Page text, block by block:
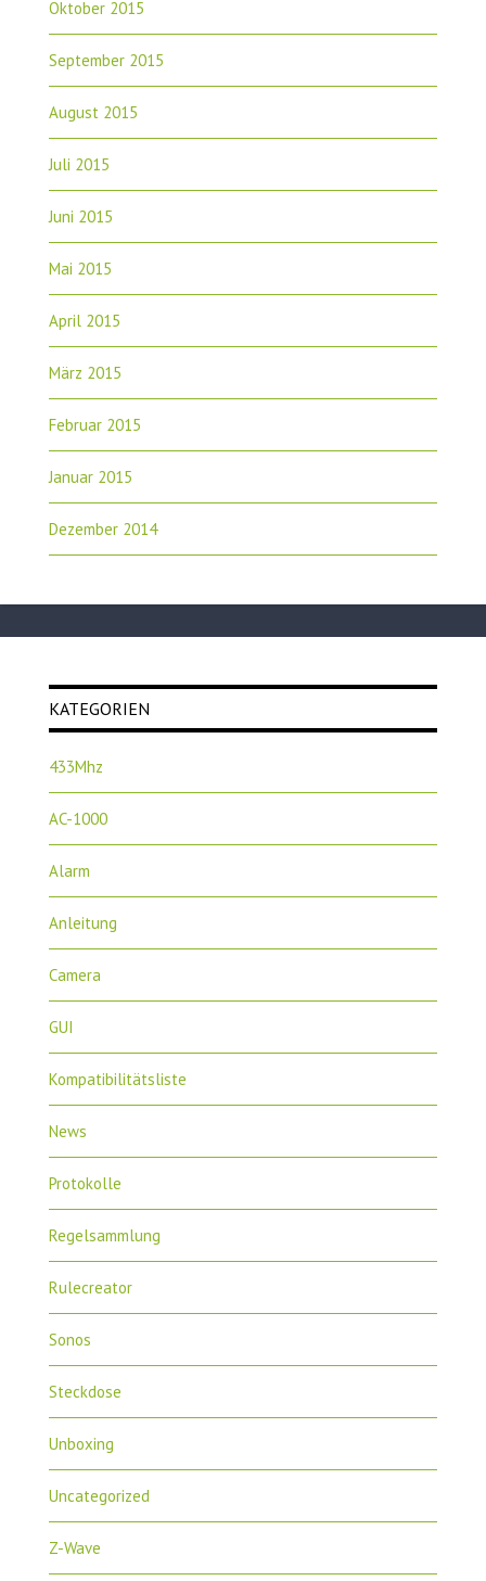
Oktober 2015
September 2015
August 2015
Juli 2015
Juni 2015
Mai 2015
April 2015
März 2015
Februar 2015
Januar 2015
Dezember 2014
KATEGORIEN
433Mhz
AC-1000
Alarm
Anleitung
Camera
GUI
Kompatibilitätsliste
News
Protokolle
Regelsammlung
Rulecreator
Sonos
Steckdose
Unboxing
Uncategorized
Z-Wave